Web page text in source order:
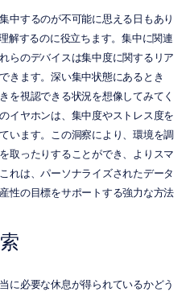
中するのが不可能に思える日もあり
解するのに役立ちます。集中に関連
らのデバイスは集中度に関するリア
きます。深い集中状態にあるとき
を視認できる状況を想像してみてく
イヤホンは、集中度やストレス度を
います。この洞察により、環境を調
取ったりすることができ、よりスマ
れは、パーソナライズされたデータ
性の目標をサポートする強力な方法
に必要な休息が得られているかどう